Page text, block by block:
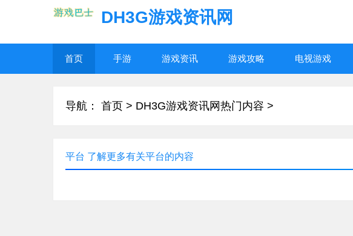
DH3G游戏资讯网
首页 手游 游戏资讯 游戏攻略 电视游戏
导航： 首页 > DH3G游戏资讯网热门内容 >
平台 了解更多有关平台的内容